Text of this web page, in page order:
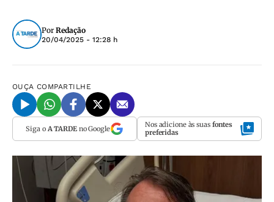
Por Redação
20/04/2025 - 12:28 h
OUÇA COMPARTILHE
Siga o A TARDEno Google Nos adicione às suas fontes
preferidas